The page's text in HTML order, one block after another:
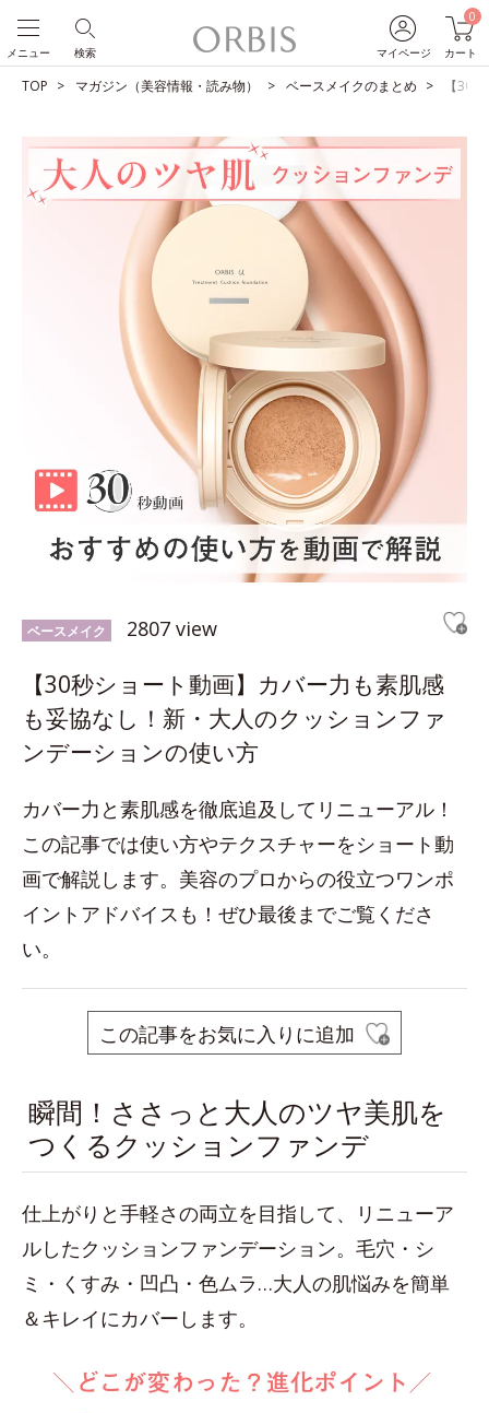
マイページ
0
カート
検索
メニュー
TOP マガジン（美容情報・読み物） ベースメイクのまとめ 【30
ベースメイク 2807 view
【30秒ショート動画】カバー力も素肌感
も妥協なし！新・大人のクッションファ
ンデーションの使い方
カバー力と素肌感を徹底追及してリニューアル！
この記事では使い方やテクスチャーをショート動
画で解説します。美容のプロからの役立つワンポ
イントアドバイスも！ぜひ最後までご覧くださ
い。
この記事をお気に入りに追加
瞬間！ささっと大人のツヤ美肌を
つくるクッションファンデ
仕上がりと手軽さの両立を目指して、リニューア
ルしたクッションファンデーション。毛穴・シ
ミ・くすみ・凹凸・色ムラ…大人の肌悩みを簡単
＆キレイにカバーします。